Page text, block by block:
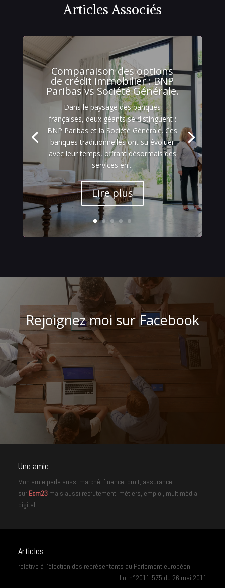
Articles Associés
Comparaison des options
de crédit immobilier : BNP
Paribas vs Société Générale.
Dans le paysage des banques
françaises, deux géants se distinguent :
BNP Paribas et la Société Générale. Ces
banques traditionnelles ont su évoluer
avec leur temps, offrant désormais des
services en...
Lire plus
Rejoignez moi sur Facebook
Une amie
Mon amie parle aussi marché, finance, droit, assurance
sur Ecm23mais aussi recrutement, métiers, emploi, multimédia,
digital.
Articles
relative à l’élection des représentants au Parlement européen
— Loi n°2011-575 du 26 mai 2011